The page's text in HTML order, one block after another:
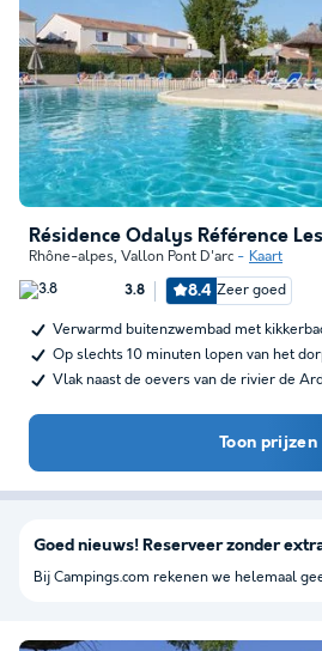
Rhône-alpes, Vallon Pont D'arc Kaart
3.8 8.4 Zeer goed
Verwarmd buitenzwembad met
Op slechts 10 minuten lopen van het
Vlak naast de oevers van de rivier de
Toon prijzen
Goed nieuws! Reserveer zonder
Bij Campings.com rekenen we helemaal